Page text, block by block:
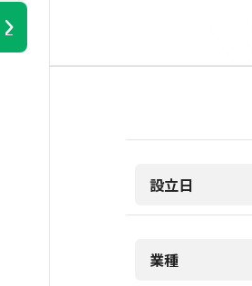
設立日
業種